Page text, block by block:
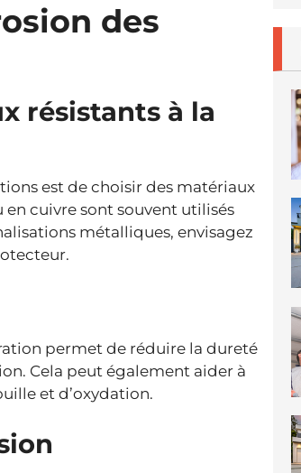
des
résistants à la
est de choisir des matériaux
en cuivre sont souvent utilisés
métalliques, envisagez
permet de réduire la dureté
Cela peut également aider à
et d’oxydation.